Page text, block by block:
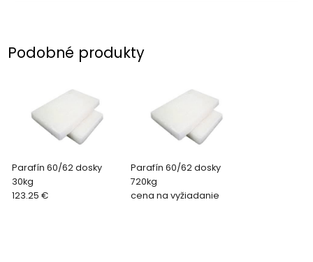
Podobné produkty
Parafín 60/62 dosky
30kg
123.25 €
Parafín 60/62 dosky
720kg
cena na vyžiadanie